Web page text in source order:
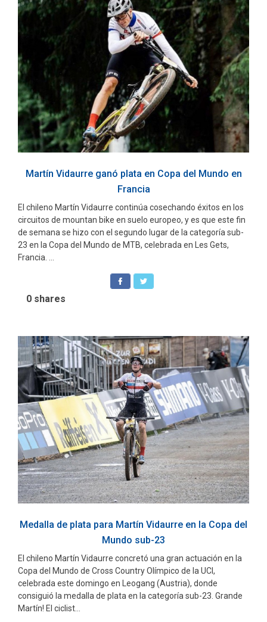
Martín Vidaurre ganó plata en Copa del Mundo en
Francia
El chileno Martín Vidaurre continúa cosechando éxitos en los
circuitos de mountan bike en suelo europeo, y es que este fin
de semana se hizo con el segundo lugar de la categoría sub-
23 en la Copa del Mundo de MTB, celebrada en Les Gets,
Francia. ...
0 shares
Medalla de plata para Martín Vidaurre en la Copa del
Mundo sub-23
El chileno Martín Vidaurre concretó una gran actuación en la
Copa del Mundo de Cross Country Olímpico de la UCI,
celebrada este domingo en Leogang (Austria), donde
consiguió la medalla de plata en la categoría sub-23. Grande
Martín! El ciclist...